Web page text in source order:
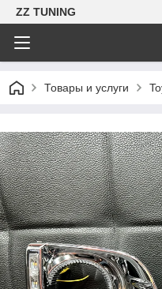
ZZ TUNING
Товары и услуги